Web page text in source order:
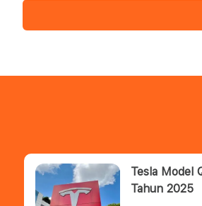
Tesla Model
Tahun 2025